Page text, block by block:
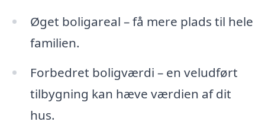
Øget boligareal – få mere plads til hele
familien.
Forbedret boligværdi – en veludført
tilbygning kan hæve værdien af dit
hus.